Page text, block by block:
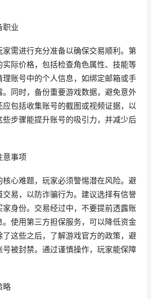
职业
家需进行充分准备以确保交易顺利。第
实际价格，包括检查角色属性、技能等
理账号中的个人信息，如绑定邮箱或手
。同时，备份重要游戏数据，避免意外
包括收集账号的截图或视频证据，以
些步骤能提升账号的吸引力，并减少后
意事项
核心难题，玩家必须警惕潜在风险。避
交易，以防诈骗行为。建议选择有信誉
家身份。交易经过中，不要提前透露账
。使用第三方担保服务，可以降低资金
了这些之后，了解游戏官方的政策，避
号被封禁。通过谨慎操作，玩家能保障
略